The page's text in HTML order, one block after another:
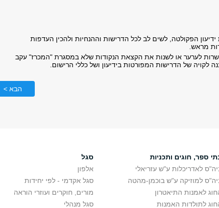
הפקולטה, לשים לב לכל הדרישות וההנחיות ולהכין העדפות
מראש.
לערער או לשנות את הקצאת הנקודות שלא במסגרת "המכרז" עקב
לקויה של הדרישות המפורטות בידיעון ושל כללי הרישום.
הבא >
ספר, חוגים ותכניות
לאדריכלות ע"ש עזריאלי
למוזיקה ע"ש בוכמן-מהטה
לאמנות התיאטרון
לתולדות האמנות
סגל
אלפון
סגל אקדמי - לפי יחידות
מורים, חוקרים ועוזרי הוראה
סגל מנהלי